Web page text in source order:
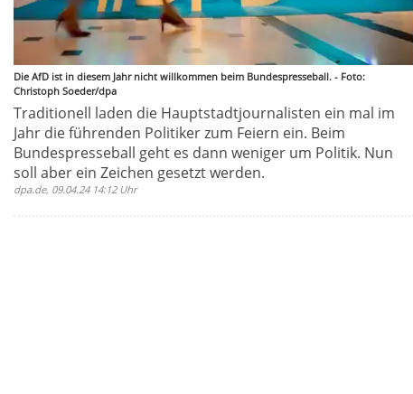
Die AfD ist in diesem Jahr nicht willkommen beim Bundespresseball. - Foto:
Christoph Soeder/dpa
Traditionell laden die Hauptstadtjournalisten ein mal im
Jahr die führenden Politiker zum Feiern ein. Beim
Bundespresseball geht es dann weniger um Politik. Nun
soll aber ein Zeichen gesetzt werden.
dpa.de, 09.04.24 14:12 Uhr